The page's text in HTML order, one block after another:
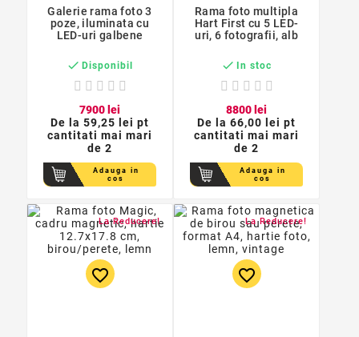
Galerie rama foto 3
poze, iluminata cu
LED-uri galbene
 Disponibil
7900 lei
De la59,25 lei pt
cantitati mai mari
de 2
Adauga in
cos
Rama foto multipla
Hart First cu 5 LED-
uri, 6 fotografii, alb
 In stoc
8800 lei
De la66,00 lei pt
cantitati mai mari
de 2
Adauga in
cos
La Reducere!
favorite_border
La Reducere!
favorite_border